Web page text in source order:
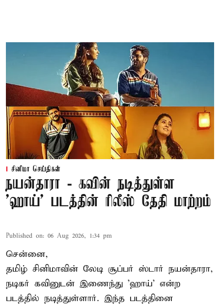
சினிமா செய்திகள்
நயன்தாரா - கவின் நடித்துள்ள
'ஹாய்' படத்தின் ரிலீஸ் தேதி மாற்றம்
Published on: 06 Aug 2026, 1:34 pm
சென்னை,
தமிழ் சினிமாவின் லேடி சூப்பர் ஸ்டார் நயன்தாரா,
நடிகர் கவினுடன் இணைந்து 'ஹாய்' என்ற
படத்தில் நடித்துள்ளார். இந்த படத்தினை